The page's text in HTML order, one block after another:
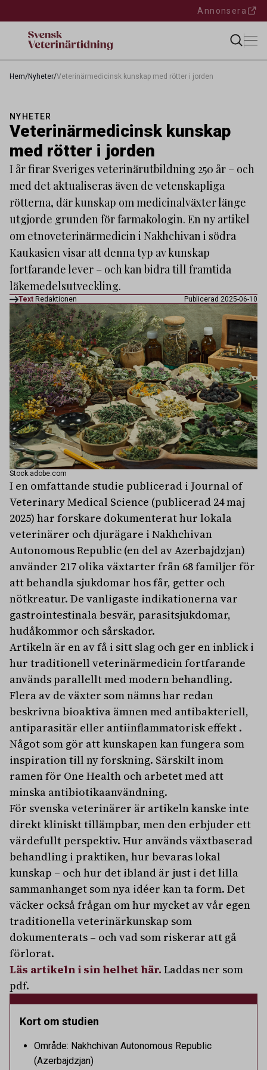
Annonsera
Hem/Nyheter/Veterinärmedicinsk kunskap med rötter i jorden
NYHETER
Veterinärmedicinsk kunskap
med rötter i jorden
I år firar Sveriges veterinärutbildning 250 år – och
med det aktualiseras även de vetenskapliga
rötterna, där kunskap om medicinalväxter länge
utgjorde grunden för farmakologin. En ny artikel
om etnoveterinärmedicin i Nakhchivan i södra
Kaukasien visar att denna typ av kunskap
fortfarande lever – och kan bidra till framtida
läkemedelsutveckling.
Text Redaktionen Publicerad 2025-06-10
Stock.adobe.com
I en omfattande studie publicerad i Journal of
Veterinary Medical Science (publicerad 24 maj
2025) har forskare dokumenterat hur lokala
veterinärer och djurägare i Nakhchivan
Autonomous Republic (en del av Azerbajdzjan)
använder 217 olika växtarter från 68 familjer för
att behandla sjukdomar hos får, getter och
nötkreatur. De vanligaste indikationerna var
gastrointestinala besvär, parasitsjukdomar,
hudåkommor och sårskador.
Artikeln är en av få i sitt slag och ger en inblick i
hur traditionell veterinärmedicin fortfarande
används parallellt med modern behandling.
Flera av de växter som nämns har redan
beskrivna bioaktiva ämnen med antibakteriell,
antiparasitär eller antiinflammatorisk effekt .
Något som gör att kunskapen kan fungera som
inspiration till ny forskning. Särskilt inom
ramen för One Health och arbetet med att
minska antibiotikaanvändning.
För svenska veterinärer är artikeln kanske inte
direkt kliniskt tillämpbar, men den erbjuder ett
värdefullt perspektiv. Hur används växtbaserad
behandling i praktiken, hur bevaras lokal
kunskap – och hur det ibland är just i det lilla
sammanhanget som nya idéer kan ta form. Det
väcker också frågan om hur mycket av vår egen
traditionella veterinärkunskap som
dokumenterats – och vad som riskerar att gå
förlorat.
Läs artikeln i sin helhet här. Laddas ner som
pdf.
Kort om studien
Område: Nakhchivan Autonomous Republic
(Azerbajdzjan)